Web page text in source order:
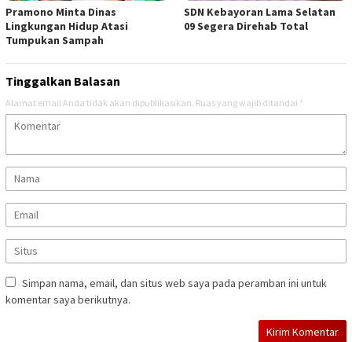
Pramono Minta Dinas
Lingkungan Hidup Atasi
Tumpukan Sampah
SDN Kebayoran Lama Selatan
09 Segera Direhab Total
Tinggalkan Balasan
Alamat email Anda tidak akan dipublikasikan. Ruas yang wajib ditandai *
Simpan nama, email, dan situs web saya pada peramban ini untuk
komentar saya berikutnya.